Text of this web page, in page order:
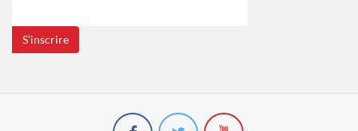
S’inscrire